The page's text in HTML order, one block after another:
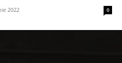
2022 0